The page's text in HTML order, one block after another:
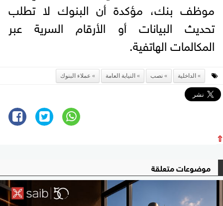
موظف بنك، مؤكدة أن البنوك لا تطلب
تحديث البيانات أو الأرقام السرية عبر
المكالمات الهاتفية.
الداخلية نصب النيابة العامة عملاء البنوك
⇧
موضوعات متعلقة